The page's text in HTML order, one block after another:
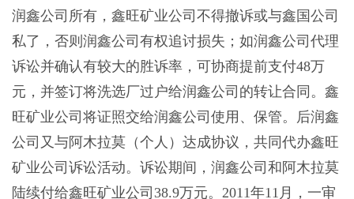
润鑫公司所有，鑫旺矿业公司不得撤诉或与鑫国公司
私了，否则润鑫公司有权追讨损失；如润鑫公司代理
诉讼并确认有较大的胜诉率，可协商提前支付48万
元，并签订将洗选厂过户给润鑫公司的转让合同。鑫
旺矿业公司将证照交给润鑫公司使用、保管。后润鑫
公司又与阿木拉莫（个人）达成协议，共同代办鑫旺
矿业公司诉讼活动。诉讼期间，润鑫公司和阿木拉莫
陆续付给鑫旺矿业公司38.9万元。2011年11月，一审